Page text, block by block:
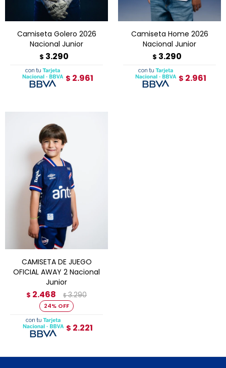
Camiseta Golero 2026
Nacional Junior
$ 3.290
$ 2.961
Camiseta Home 2026
Nacional Junior
$ 3.290
$ 2.961
CAMISETA DE JUEGO
OFICIAL AWAY 2 Nacional
Junior
$ 2.468 $ 3.290
24
$ 2.221